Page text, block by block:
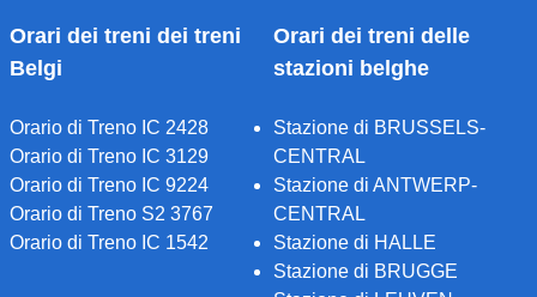
Orari dei treni dei treni
Belgi
Orario di Treno IC 2428
Orario di Treno IC 3129
Orario di Treno IC 9224
Orario di Treno S2 3767
Orario di Treno IC 1542
Orari dei treni delle
stazioni belghe
Stazione di BRUSSELS-
CENTRAL
Stazione di ANTWERP-
CENTRAL
Stazione di HALLE
Stazione di BRUGGE